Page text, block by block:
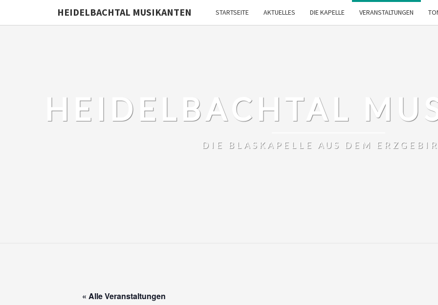
HEIDELBACHTAL MUSIKANTEN STARTSEITE AKTUELLES DIE KAPELLE VERANSTALTUNGEN
HEIDELBACHTAL
DIE BLASKAPELLE AUS DEM
« Alle Veranstaltungen